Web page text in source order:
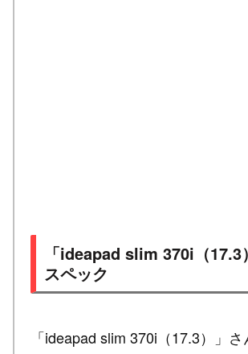
「ideapad slim 370i（17.3
スペック
「ideapad slim 370i（17.3）」